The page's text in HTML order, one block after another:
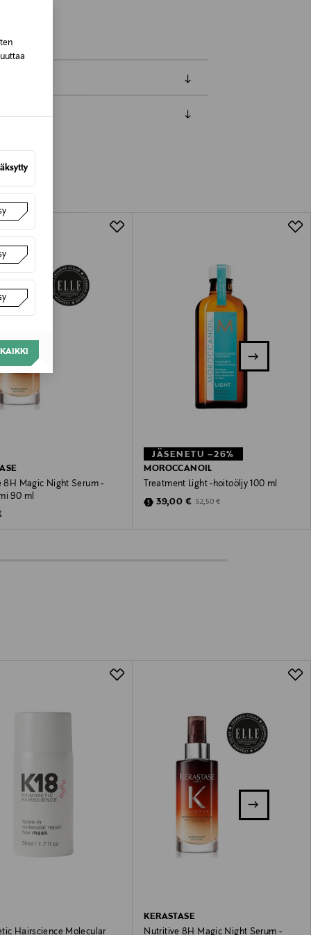
valittuun osoitteeseen.
tuotteen vastaanottamisesta.
tuotteen sinetin tulee olla ehjä.
8H Magic Night Serum -
90 ml
JÄSENETU –26%
MOROCCANOIL
Treatment Light -hoitoöljy 100 ml
Discounted Price
39,00 € Original Price
52,50 €
Hairscience Molecular
KERASTASE
Nutritive 8H Magic Night Serum -